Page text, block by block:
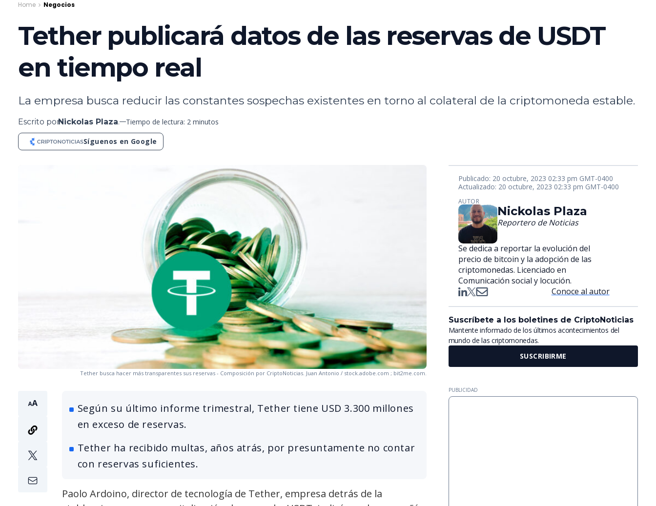
Home Negocios
Tether publicará datos de las reservas de USDT
en tiempo real
La empresa busca reducir las constantes sospechas existentes en torno al colateral de la criptomoneda estable.
Escrito porNickolas Plaza. Tiempo de lectura: 2 minutos
Síguenos en Google
Tether busca hacer más transparentes sus reservas - Composición por CriptoNoticias. Juan Antonio / stock.adobe.com ; bit2me.com.
Según su último informe trimestral, Tether tiene USD 3.300 millones
en exceso de reservas.
Tether ha recibido multas, años atrás, por presuntamente no contar
con reservas suficientes.
Paolo Ardoino, director de tecnología de Tether, empresa detrás de la
Publicado: 20 octubre, 2023 02:33 pm GMT-0400
Actualizado: 20 octubre, 2023 02:33 pm GMT-0400
AUTOR
Nickolas Plaza
Reportero de Noticias
Se dedica a reportar la evolución del
precio de bitcoin y la adopción de las
criptomonedas. Licenciado en
Comunicación social y locución.
Conoce al autor
Suscríbete a los boletines de CriptoNoticias
Mantente informado de los últimos acontecimientos del
mundo de las criptomonedas.
SUSCRIBIRME
PUBLICIDAD